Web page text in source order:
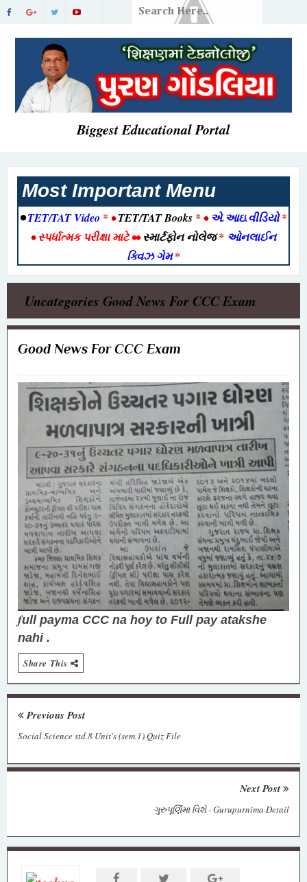
Biggest Educational Portal
Most Important Menu
•TET/TAT Video * •TET/TAT Books * •એ.આઇ.વીડિયો*
•સ્પર્ધાત્મક પરીક્ષા માટે••સ્માર્ટફોન નોલેજ* ઓનલાઈન
ક્વિઝ ગેમ*
Uncategories Good News For CCC Exam
Good News For CCC Exam
full payma CCC na hoy to Full pay atakshe
nahi .
Share This
Previous Post
Social Science std.8 Unit's (sem.1) Quiz File
Next Post
ગુરુપૂર્ણિમા વિશે - Gurupurnima Detail